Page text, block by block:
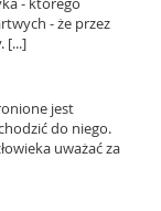
- że przez
[...]
jest
do niego.
uważać za